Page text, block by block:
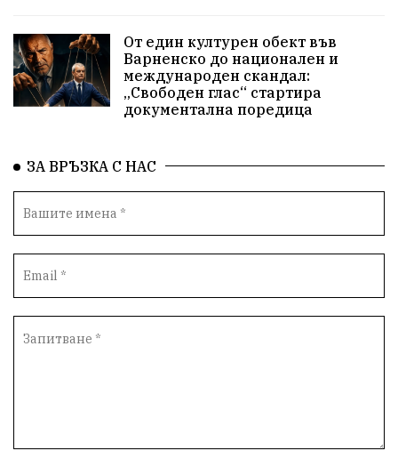
Новини Зелена зона
Незаконно строителство
Опера
„Исторически парк“
От един културен обект във
Варненско до национален и
международен скандал:
„Свободен глас“ стартира
документална поредица
ЗА ВРЪЗКА С НАС